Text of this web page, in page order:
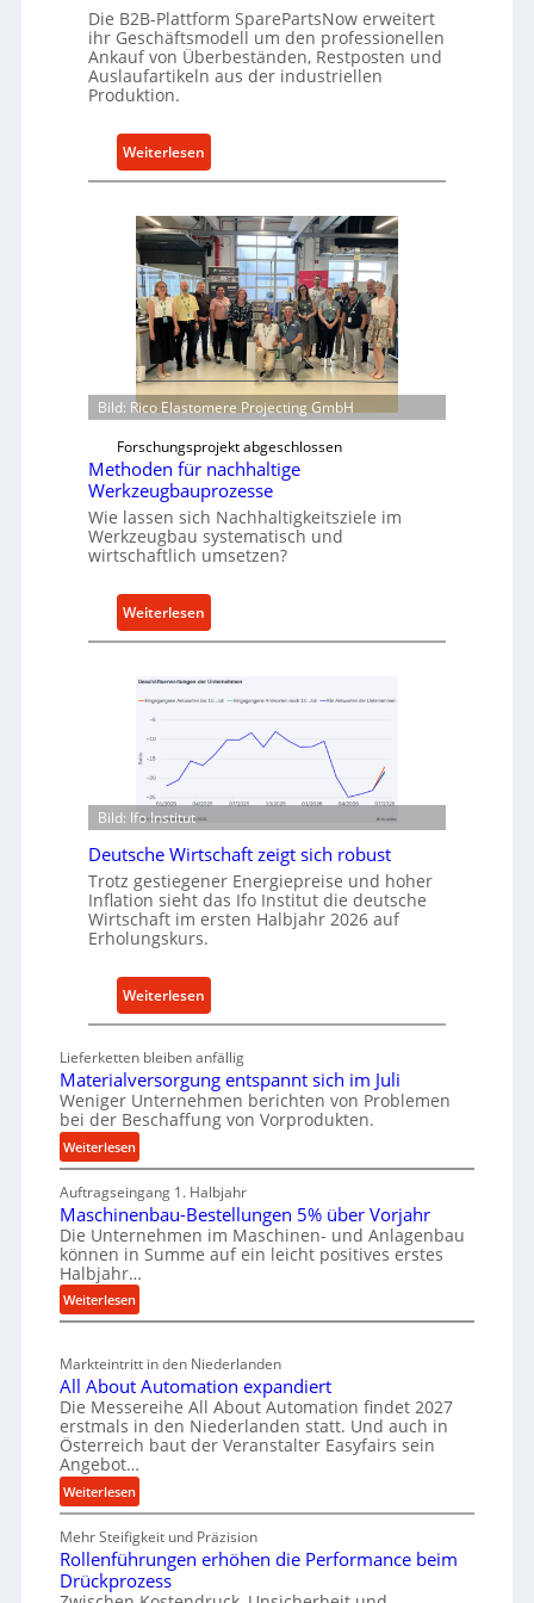
i
r
e
k
e
A
n
t
r
i
e
b
e
c
k
e
6
-
P
l
a
t
t
f
o
r
m
w
e
i
t
r
Die B2B-Plattform SparePartsNow erweitert
ihr Geschäftsmodell um den professionellen
Ankauf von Überbeständen, Restposten und
Auslaufartikeln aus der industriellen
Produktion.
Weiterlesen
S
a
r
e
P
a
r
t
s
N
o
w
f
ü
h
t
A
k
a
o
n
I
n
d
u
t
i
e
-
E
r
t
z
t
l
n
e
i
n
Bild: Rico Elastomere Projecting GmbH
Forschungsprojekt abgeschlossen
Methoden für nachhaltige
Werkzeugbauprozesse
Wie lassen sich Nachhaltigkeitsziele im
Werkzeugbau systematisch und
wirtschaftlich umsetzen?
Weiterlesen
M
t
d
n
f
ü
r
n
h
h
l
t
i
W
e
r
k
g
b
a
u
o
z
e
Bild: Ifo Institut
Deutsche Wirtschaft zeigt sich robust
Trotz gestiegener Energiepreise und hoher
Inflation sieht das Ifo Institut die deutsche
Wirtschaft im ersten Halbjahr 2026 auf
Erholungskurs.
Weiterlesen
D
u
t
s
h
e
W
s
h
a
f
t
i
g
t
s
Lieferketten bleiben anfällig
Materialversorgung entspannt sich im Juli
Weniger Unternehmen berichten von Problemen
bei der Beschaffung von Vorprodukten.
Weiterlesen:
M
a
t
e
r
i
a
l
e
r
s
o
u
n
g
e
n
Auftragseingang 1. Halbjahr
Maschinenbau-Bestellungen 5% über Vorjahr
Die Unternehmen im Maschinen- und Anlagenbau
können in Summe auf ein leicht positives erstes
Halbjahr…
Weiterlesen:
M
s
c
h
i
n
e
n
a
u
-
Markteintritt in den Niederlanden
All About Automation expandiert
Die Messereihe All About Automation findet 2027
erstmals in den Niederlanden statt. Und auch in
Österreich baut der Veranstalter Easyfairs sein
Angebot…
Weiterlesen:
A
l
l
A
Mehr Steifigkeit und Präzision
Rollenführungen erhöhen die Performance beim
Drückprozess